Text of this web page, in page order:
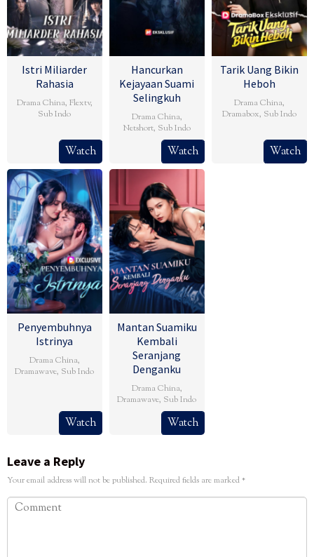
Istri Miliarder
Rahasia
Drama China, Flextv,
Sub Indo
Watch
Hancurkan
Kejayaan Suami
Selingkuh
Drama China,
Netshort, Sub Indo
Watch
Tarik Uang Bikin
Heboh
Drama China,
Dramabox, Sub Indo
Watch
Penyembuhnya
Istrinya
Drama China,
Dramawave, Sub Indo
Watch
Mantan Suamiku
Kembali
Seranjang
Denganku
Drama China,
Dramawave, Sub Indo
Watch
Leave a Reply
Your email address will not be published. Required fields are marked*